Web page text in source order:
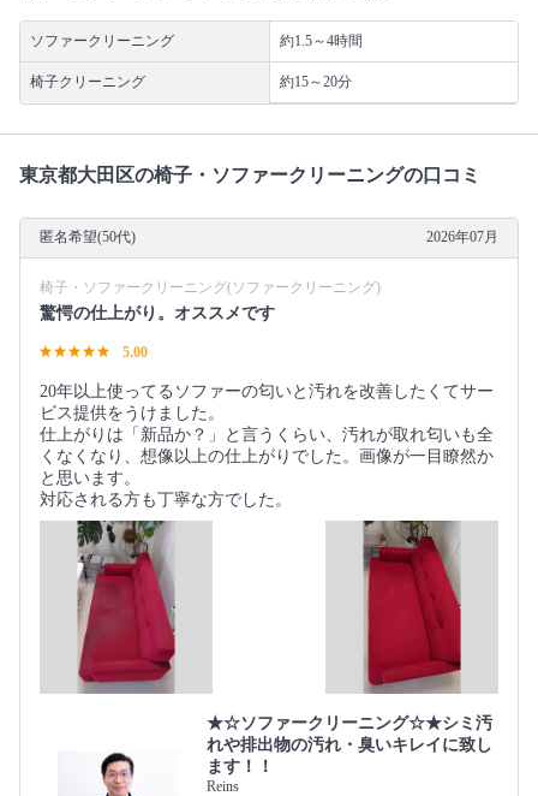
ソファークリーニング 約1.5～4時間
椅子クリーニング 約15～20分
東京都大田区の椅子・ソファークリーニングの口コミ
匿名希望(50代) 2026年07月
椅子・ソファークリーニング(ソファークリーニング)
驚愕の仕上がり。オススメです
5.00
20年以上使ってるソファーの匂いと汚れを改善したくてサー
ビス提供をうけました。
仕上がりは「新品か？」と言うくらい、汚れが取れ匂いも全
くなくなり、想像以上の仕上がりでした。画像が一目瞭然か
と思います。
対応される方も丁寧な方でした。
★☆ソファークリーニング☆★シミ汚
れや排出物の汚れ・臭いキレイに致し
ます！！
Reins